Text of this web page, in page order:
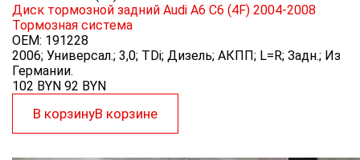
Диск тормозной задний Audi A6 C6 (4F) 2004-2008
Тормозная система
OEM: 191228
2006; Универсал.; 3,0; TDi; Дизель; АКПП; L=R; Задн.; Из
Германии.
102 BYN 92 BYN
В корзинуВ корзине